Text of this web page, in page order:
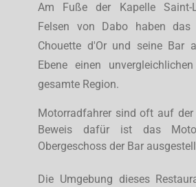
Am Fuße der Kapelle
Felsen von Dabo haben das
Chouette d'Or und seine Bar
Ebene einen
gesamte Region.
Motorradfahrer sind oft auf der
Beweis dafür ist das
Obergeschoss der Bar
Die Umgebung dieses